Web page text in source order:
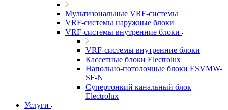
Мультизональные VRF-системы
VRF-системы наружные блоки
VRF-системы внутренние блоки
VRF-системы внутренние блоки
Кассетные блоки Electrolux
Напольно-потолочные блоки ESVMW-
SF-N
Супертонкий канальный блок
Electrolux
Услуги